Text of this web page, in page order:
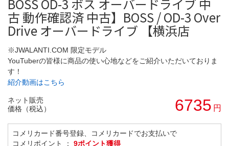
BOSS OD-3 ボス オーバードライブ 中
古 動作確認済 中古】BOSS / OD-3 Over
Drive オーバードライブ 【横浜店
※JWALANTI.COM 限定モデル
YouTuberの皆様に商品の使い心地などをご紹介いただいておりま
す！
紹介動画はこちら
ネット販売
価格（税込）
6735 円
コメリカード番号登録、コメリカードでお支払いで
コメリポイント ： 9ポイント獲得